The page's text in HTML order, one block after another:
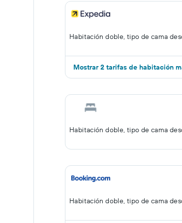
Habitación doble, tipo de cama
Mostrar 2 tarifas de habitación
Habitación doble, tipo de cama
Habitación doble, tipo de cama